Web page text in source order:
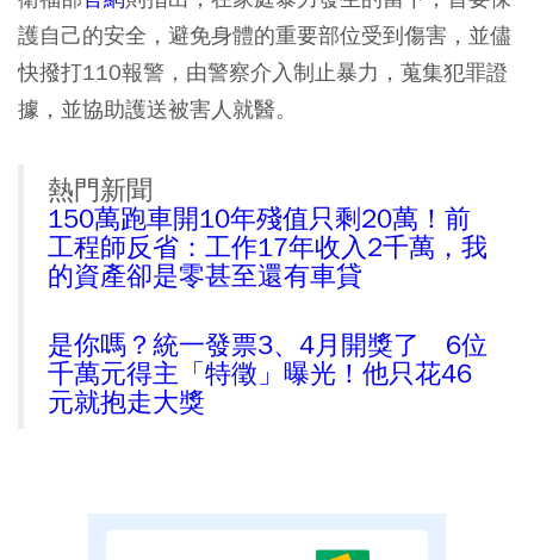
護自己的安全，避免身體的重要部位受到傷害，並儘
快撥打110報警，由警察介入制止暴力，蒐集犯罪證
據，並協助護送被害人就醫。
熱門新聞
150萬跑車開10年殘值只剩20萬！前
工程師反省：工作17年收入2千萬，我
的資產卻是零甚至還有車貸
是你嗎？統一發票3、4月開獎了 6位
千萬元得主「特徵」曝光！他只花46
元就抱走大獎